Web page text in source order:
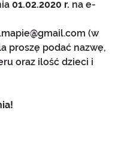
01.02.2020 r. na e-
(w
proszę podać nazwę,
oraz ilość dzieci i